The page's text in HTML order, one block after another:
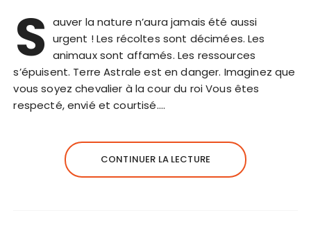
S auver la nature n’aura jamais été aussi
urgent ! Les récoltes sont décimées. Les
animaux sont affamés. Les ressources
s’épuisent. Terre Astrale est en danger. Imaginez que
vous soyez chevalier à la cour du roi Vous êtes
respecté, envié et courtisé….
CONTINUER LA LECTURE